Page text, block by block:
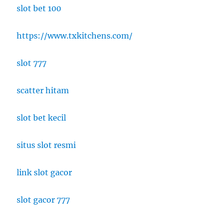
slot bet 100
https://www.txkitchens.com/
slot 777
scatter hitam
slot bet kecil
situs slot resmi
link slot gacor
slot gacor 777